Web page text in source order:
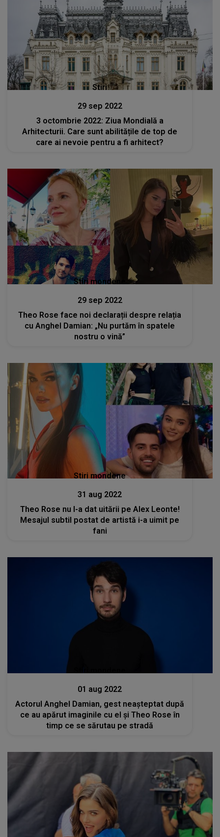
Stiri
29 sep 2022
3 octombrie 2022: Ziua Mondială a
Arhitecturii. Care sunt abilitățile de top de
care ai nevoie pentru a fi arhitect?
Stiri mondene
29 sep 2022
Theo Rose face noi declarații despre relația
cu Anghel Damian: „Nu purtăm în spatele
nostru o vină”
Stiri mondene
31 aug 2022
Theo Rose nu l-a dat uitării pe Alex Leonte!
Mesajul subtil postat de artistă i-a uimit pe
fani
01 aug 2022
Actorul Anghel Damian, gest neașteptat după
ce au apărut imaginile cu el și Theo Rose în
timp ce se sărutau pe stradă